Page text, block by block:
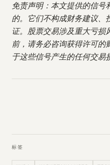
免责声明：本文提供的信号
的。它们不构成财务建议、
证。股票交易涉及重大亏损
前，请务必咨询获得许可
于这些信号产生的任何交易
标签